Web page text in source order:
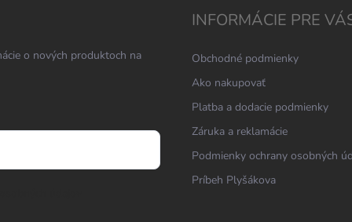
o nových produktoch na
INFORMÁCIE PRE
Obchodné podmienky
Ako nakupovať
Platba a dodacie podmienky
Záruka a reklamácie
Podmienky ochrany osobných
Príbeh Plyšákova